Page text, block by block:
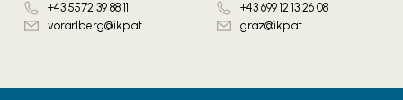
+43 5572 39 88 11
vorarlberg@ikp.at
+43 699 12 13 26 08
graz@ikp.at